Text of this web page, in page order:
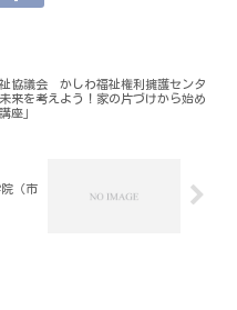
協議会 かしわ福祉権利擁護センタ
来を考えよう！家の片づけから始め
座」
（市